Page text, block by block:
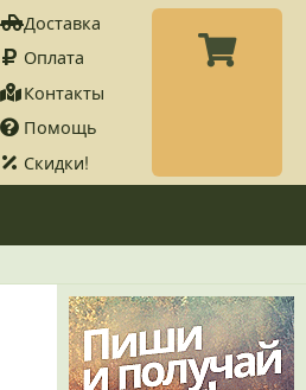
Доставка
Оплата
Контакты
Помощь
Скидки!